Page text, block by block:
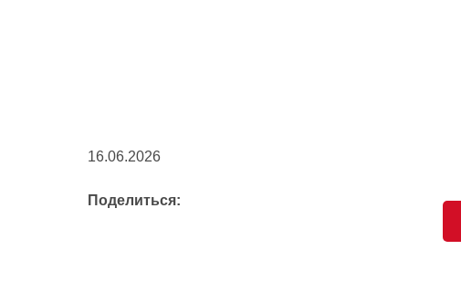
16.06.2026
Поделиться: